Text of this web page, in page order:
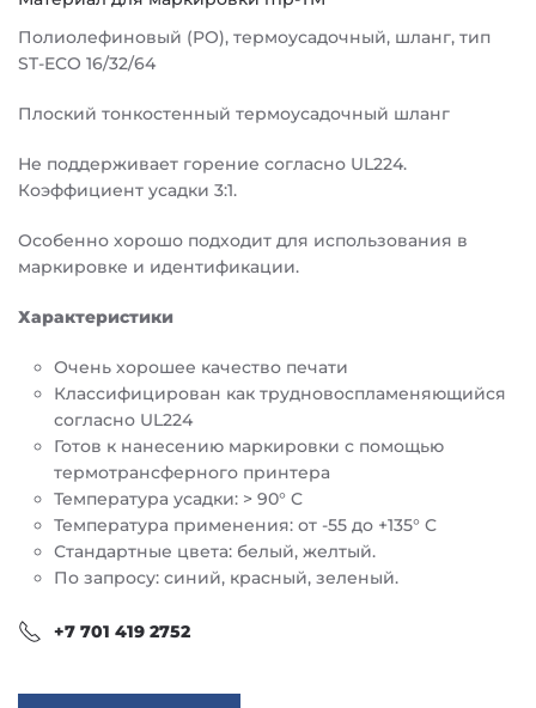
Полиолефиновый (PO), термоусадочный, шланг, тип
ST-ECO 16/32/64
Плоский тонкостенный термоусадочный шланг
Не поддерживает горение согласно UL224.
Коэффициент усадки 3:1.
Особенно хорошо подходит для использования в
маркировке и идентификации.
Характеристики
Очень хорошее качество печати
Классифицирован как трудновоспламеняющийся
согласно UL224
Готов к нанесению маркировки с помощью
термотрансферного принтера
Температура усадки: > 90° C
Температура применения: от -55 до +135° C
Стандартные цвета: белый, желтый.
По запросу: синий, красный, зеленый.
+7 701 419 2752